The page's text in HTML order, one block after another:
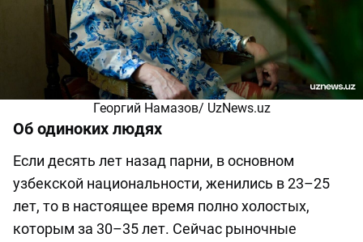
Георгий Намазов/ UzNews.uz
Об одиноких людях
Если десять лет назад парни, в основном
узбекской национальности, женились в 23–25
лет, то в настоящее время полно холостых,
которым за 30–35 лет. Сейчас рыночные